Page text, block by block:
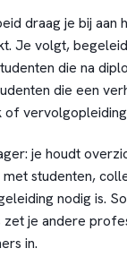
draag je bij aan
Je volgt,
die na
die een
of
je houdt
studenten,
nodig is.
je andere
in.